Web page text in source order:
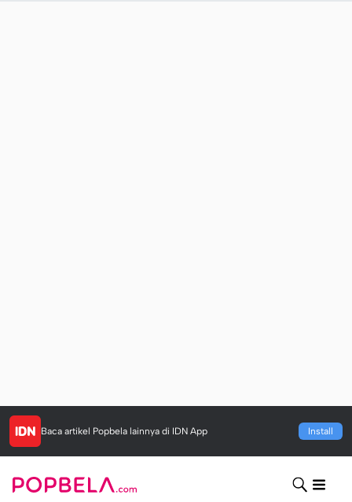
Baca artikel Popbela lainnya di IDN App Install